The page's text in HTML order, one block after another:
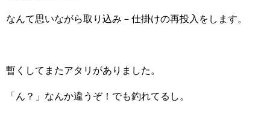
なんて思いながら取り込み－仕掛けの再投入をします。
暫くしてまたアタリがありました。
「ん？」なんか違うぞ！でも釣れてるし。